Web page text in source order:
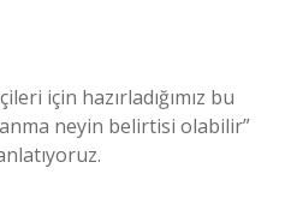
için hazırladığımız bu
neyin belirtisi olabilir”